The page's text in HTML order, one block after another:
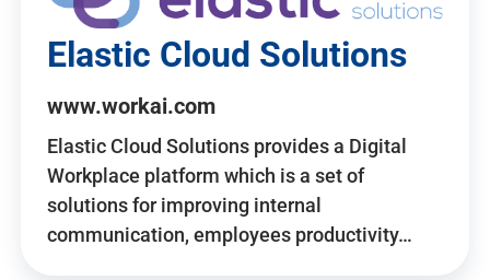
Elastic Cloud Solutions
www.workai.com
Elastic Cloud Solutions provides a Digital
Workplace platform which is a set of
solutions for improving internal
communication, employees productivity…